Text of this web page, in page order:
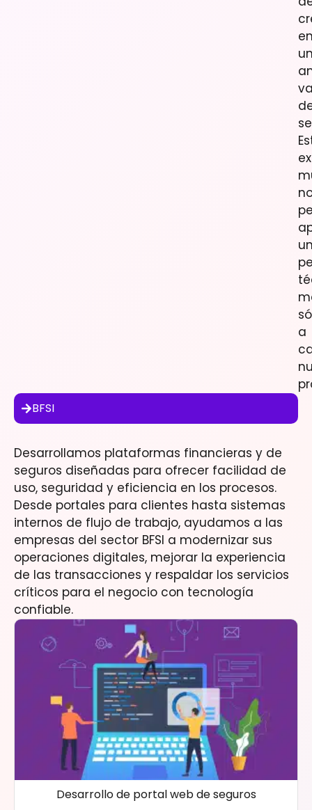
a
BFSI
Desarrollamos plataformas financieras y de
seguros diseñadas para ofrecer facilidad de
uso, seguridad y eficiencia en los procesos.
Desde portales para clientes hasta sistemas
internos de flujo de trabajo, ayudamos a las
empresas del sector BFSI a modernizar sus
operaciones digitales, mejorar la experiencia
de las transacciones y respaldar los servicios
críticos para el negocio con tecnología
confiable.
Desarrollo de portal web de seguros